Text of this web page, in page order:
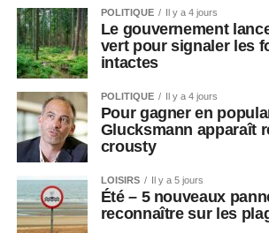
POLITIQUE Il y a 4 jours
Le gouvernement
vert pour signaler les
intactes
POLITIQUE Il y a 4 jours
Pour gagner en
Glucksmann apparaît
crousty
LOISIRS Il y a 5 jours
Été – 5 nouveaux
reconnaître sur les